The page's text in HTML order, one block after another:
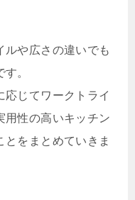
ルや広さの違いでも
。
応じてワークトライ
用性の高いキッチン
をまとめていきま